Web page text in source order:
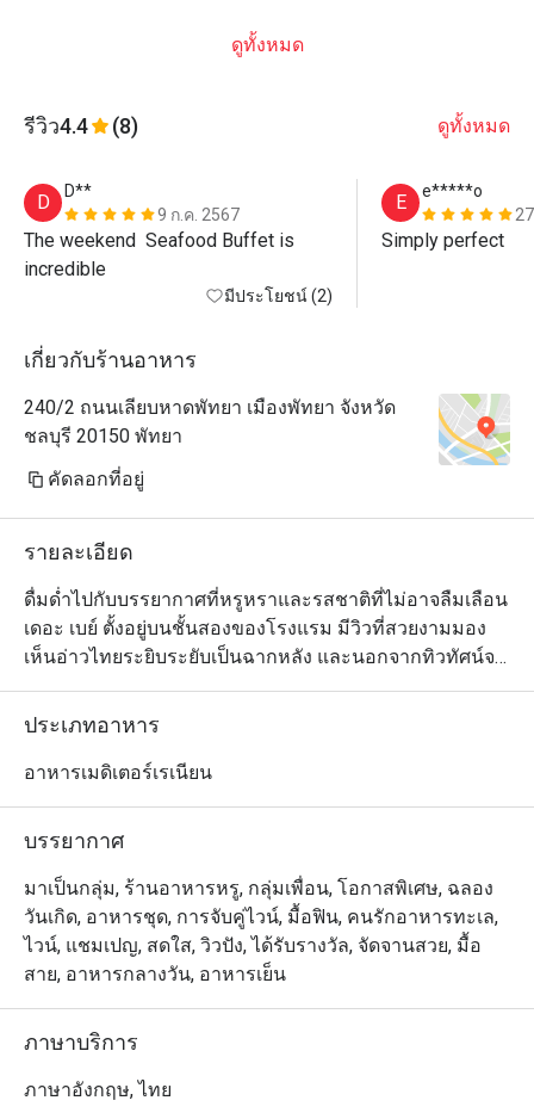
ดูทั้งหมด
รีวิว4.4 (8) ดูทั้งหมด
D
D**
9 ก.ค. 2567
The weekend  Seafood Buffet is
incredible
มีประโยชน์ (2)
E
e*****o
เกี่ยวกับร้านอาหาร
240/2 ถนนเลียบหาดพัทยา เมืองพัทยา จังหวัด
ชลบุรี 20150 พัทยา
คัดลอกที่อยู่
รายละเอียด
ดื่มด่ำไปกับบรรยากาศที่หรูหราและรสชาติที่ไม่อาจลืมเลือน
เดอะ เบย์ ตั้งอยู่บนชั้นสองของโรงแรม มีวิวที่สวยงามมอง
เห็นอ่าวไทยระยิบระยับเป็นฉากหลัง และนอกจากทิวทัศน์จะ
ไม่เป็นรองใครในพัทยาแล้ว ห้องอาหารแห่งนี้ยังนำเสนอ
อาหารคุณภาพชั้นยอดอีกด้วย แต่ละเมนูปรุงอย่างพิถีพิถัน
สุขให้วันพักผ่อนด้วยเครื่องดื่มชั้นเลิศที่ทางร้านคัดสรรมาให้
ประเภทอาหาร
อาหารเมดิเตอร์เรเนียน
บรรยากาศ
มาเป็นกลุ่ม, ร้านอาหารหรู, กลุ่มเพื่อน, โอกาสพิเศษ, ฉลอง
วันเกิด, อาหารชุด, การจับคู่ไวน์, มื้อฟิน, คนรักอาหารทะเล,
ไวน์, แชมเปญ, สดใส, วิวปัง, ได้รับรางวัล, จัดจานสวย, มื้อ
สาย, อาหารกลางวัน, อาหารเย็น
ภาษาบริการ
ภาษาอังกฤษ, ไทย